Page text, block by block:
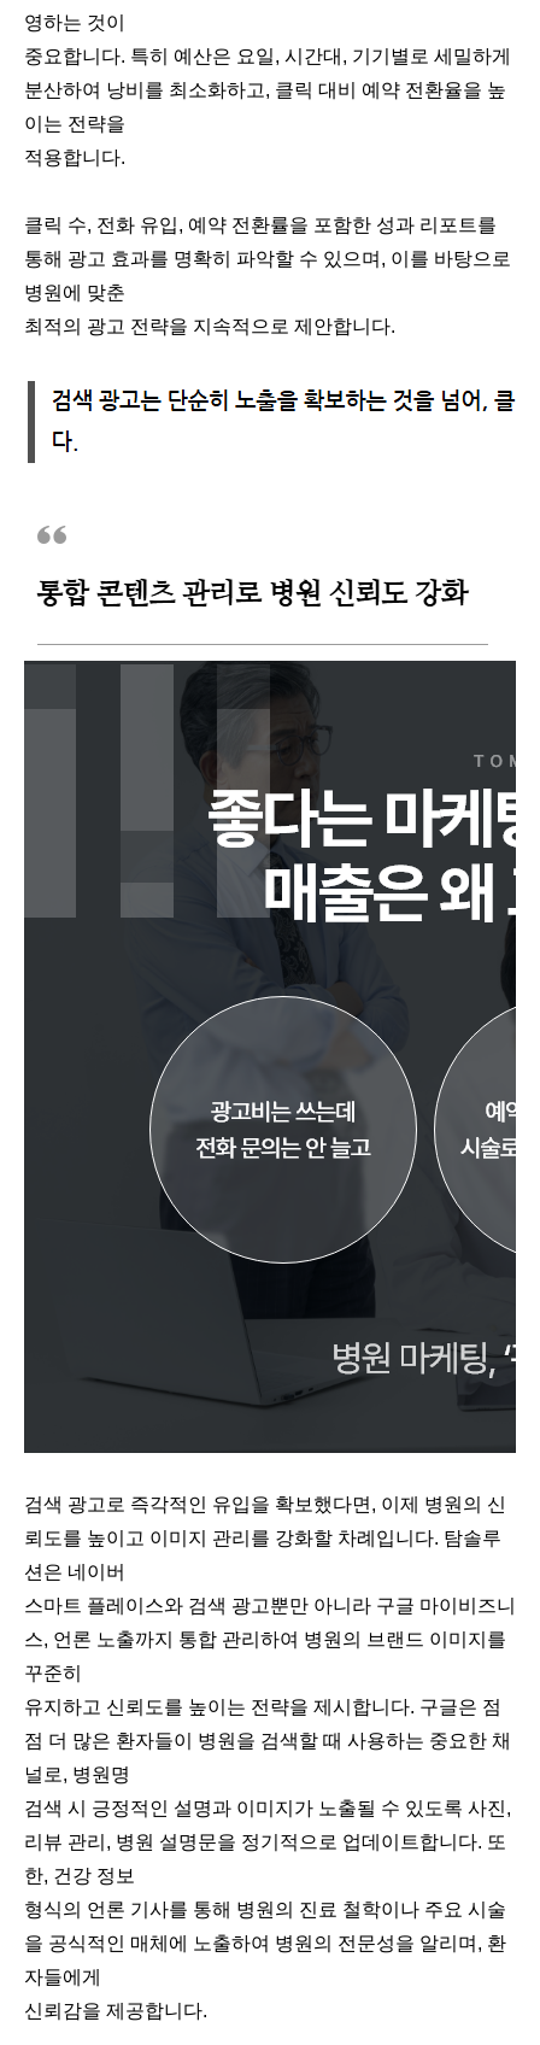
영하는 것이
중요합니다. 특히 예산은 요일, 시간대, 기기별로 세밀하게
분산하여 낭비를 최소화하고, 클릭 대비 예약 전환율을 높
이는 전략을
적용합니다.
클릭 수, 전화 유입, 예약 전환률을 포함한 성과 리포트를
통해 광고 효과를 명확히 파악할 수 있으며, 이를 바탕으로
병원에 맞춘
최적의 광고 전략을 지속적으로 제안합니다.
검색 광고로 즉각적인 유입을 확보했다면, 이제 병원의 신
뢰도를 높이고 이미지 관리를 강화할 차례입니다. 탐솔루
션은 네이버
스마트 플레이스와 검색 광고뿐만 아니라 구글 마이비즈니
스, 언론 노출까지 통합 관리하여 병원의 브랜드 이미지를
꾸준히
유지하고 신뢰도를 높이는 전략을 제시합니다. 구글은 점
점 더 많은 환자들이 병원을 검색할 때 사용하는 중요한 채
널로, 병원명
검색 시 긍정적인 설명과 이미지가 노출될 수 있도록 사진,
리뷰 관리, 병원 설명문을 정기적으로 업데이트합니다. 또
한, 건강 정보
형식의 언론 기사를 통해 병원의 진료 철학이나 주요 시술
을 공식적인 매체에 노출하여 병원의 전문성을 알리며, 환
자들에게
신뢰감을 제공합니다.